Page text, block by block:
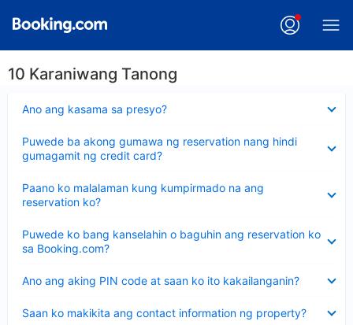
10 Karaniwang Tanong
Ano ang kasama sa presyo?
ang
Puwede ba akong gumawa ng reservation nang hindi
gumagamit ng credit card?
ang
sagot
Paano ko malalaman kung kumpirmado na ang
reservation ko?
ang
sagot
Puwede ko bang kanselahin o baguhin ang reservation ko
sa Booking.com?
ang
sagot
Ano ang aking PIN code at saan ko ito kakailanganin?
ang
Saan ko makikita ang contact information ng property?
ang